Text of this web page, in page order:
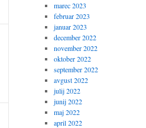
marec 2023
februar 2023
januar 2023
december 2022
november 2022
oktober 2022
september 2022
avgust 2022
julij 2022
junij 2022
maj 2022
april 2022